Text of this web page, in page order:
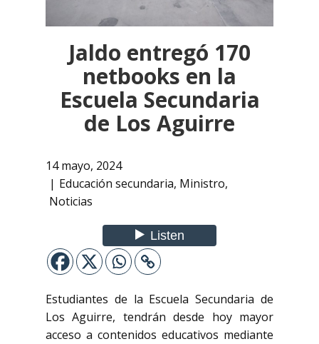
Jaldo entregó 170
netbooks en la
Escuela Secundaria
de Los Aguirre
14 mayo, 2024
Educación secundaria, Ministro,
Noticias
Estudiantes de la Escuela Secundaria de
Los Aguirre, tendrán desde hoy mayor
acceso a contenidos educativos mediante